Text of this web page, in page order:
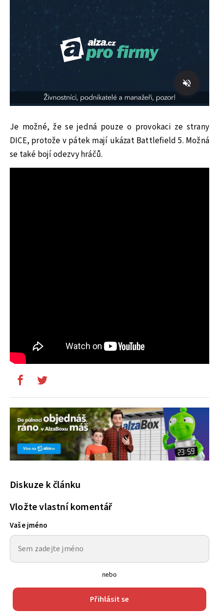
Je možné, že se jedná pouze o provokaci ze strany
DICE, protože v pátek mají ukázat Battlefield 5. Možná
se také bojí odezvy hráčů.
Diskuze k článku
Vložte vlastní komentář
Vaše jméno
nebo
Přihlásit se